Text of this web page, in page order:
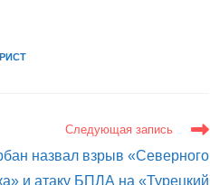
Следующая запись
назвал взрыв «Северного
и атаку БПЛА на «Турецкий